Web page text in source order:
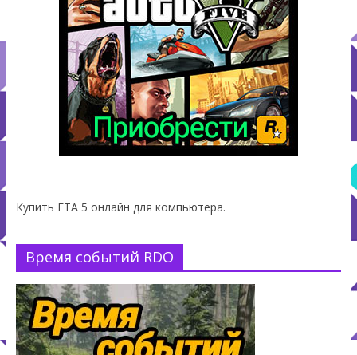
Купить ГТА 5 онлайн для компьютера.
Время событий RDO